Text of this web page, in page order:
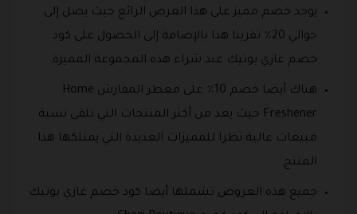
يوجد خصم مميز على هذا العرض الرائع حيث يصل إلى
حوالي 20٪ تقريبا هذا بالإضافة إلى الحصول على كود
خصم غازي بوتيك عند شراء هذه المجموعة المميزة.
هناك أيضا خصم 10٪ على معطر المفارش Home
Freshener حيث يعد من أكثر المنتجات التي تلقى نسبة
مبيعات عالية نظرا للمميزات العديدة التي يمتلكها هذا
المنتج.
جميع هذه العروض تشملها أيضا كود خصم غازي بوتيك